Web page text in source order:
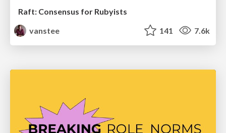
Raft: Consensus for Rubyists
vanstee
141 7.6k